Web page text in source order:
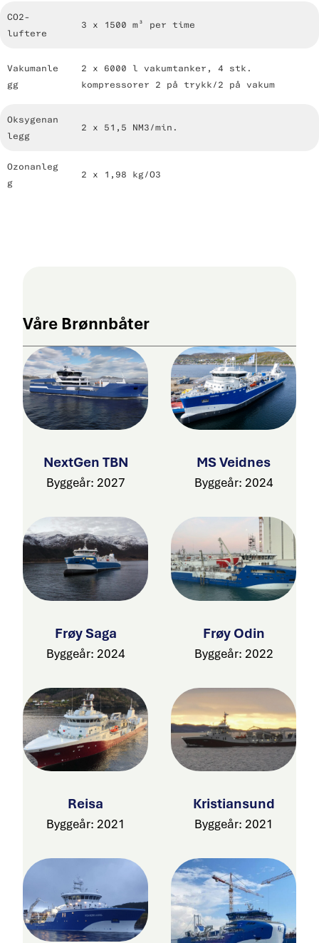
CO2-
luftere
3 x 1500 m³ per time
Vakumanle
gg
2 x 6000 l vakumtanker, 4 stk.
kompressorer 2 på trykk/2 på vakum
Oksygenan
legg
2 x 51,5 NM3/min.
Ozonanleg
g
2 x 1,98 kg/O3
Våre Brønnbåter
NextGen TBN
Byggeår: 2027
MS Veidnes
Byggeår: 2024
Frøy Saga
Byggeår: 2024
Frøy Odin
Byggeår: 2022
Reisa
Byggeår: 2021
Kristiansund
Byggeår: 2021